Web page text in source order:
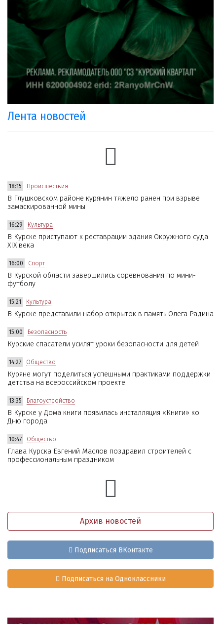
Лента новостей
18:15 Происшествия
В Глушковском районе курянин тяжело ранен при взрыве
замаскированной мины
16:29 Культура
В Курске приступают к реставрации здания Окружного суда
XIX века
16:00 Спорт
В Курской области завершились соревнования по мини-
футболу
15:21 Культура
В Курске представили набор открыток в память Олега Радина
15:00 Безопасность
Курские спасатели усилят уроки безопасности для детей
14:27 Общество
Куряне могут поделиться успешными практиками поддержки
детства на всероссийском проекте
13:35 Благоустройство
В Курске у Дома книги появилась инсталляция «Книги» ко
Дню города
10:47 Общество
Глава Курска Евгений Маслов поздравил строителей с
профессиональным праздником
Архив новостей
Подписаться ВКонтакте
Подписаться на Одноклассники